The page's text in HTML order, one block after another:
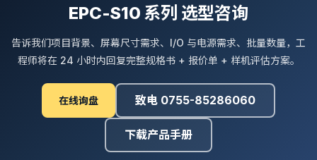
EPC-S10 系列 选型咨询
告诉我们项目背景、屏幕尺寸需求、I/O 与电源需求、批量数量，工
程师将在 24 小时内回复完整规格书 + 报价单 + 样机评估方案。
在线询盘 致电 0755-85286060
下载产品手册